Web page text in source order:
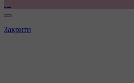
Закрити